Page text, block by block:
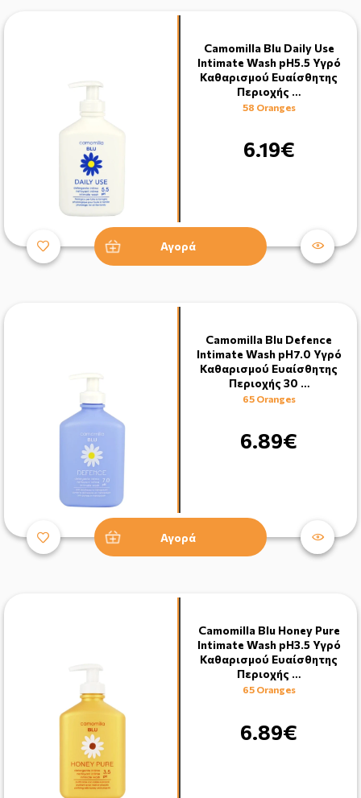
Camomilla Blu Daily Use
Intimate Wash pH5.5 Υγρό
Καθαρισμού Eυαίσθητης
Περιοχής …
58 Oranges
6.19€
Αγορά
Camomilla Blu Defence
Intimate Wash pH7.0 Υγρό
Καθαρισμού Eυαίσθητης
Περιοχής 30 …
65 Oranges
6.89€
Αγορά
Camomilla Blu Ηoney Pure
Intimate Wash pH3.5 Υγρό
Καθαρισμού Eυαίσθητης
Περιοχής …
65 Oranges
6.89€